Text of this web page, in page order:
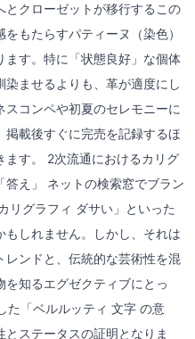
とクローゼットが移行するこの
もたらすパティーヌ（染色）
ます。特に「状態良好」な個体
ませるよりも、革が適度にし
コンペや初夏のセレモニーに
掲載後すぐに完売を記録するほ
ます。 2次流通におけるカリグ
え」 ネットの検索窓でブラン
リグラフィ ダサい」といった
しれません。しかし、それは
レンドと、伝統的な芸術性を混
知るエグゼクティブにとっ
た「ベルルッティ 文字 の意
ステータスの証明となりま